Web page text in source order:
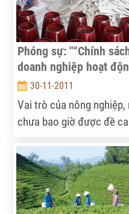
Phóng sự: "“Chính
doanh nghiệp hoạt
30-11-2011
Vai trò của nông
chưa bao giờ được đề
khu vực kinh tế vẫn còn
tháng 4/2010, Chính phủ
sách tín dụng phục vụ
thôn, thay thế cho Quyết